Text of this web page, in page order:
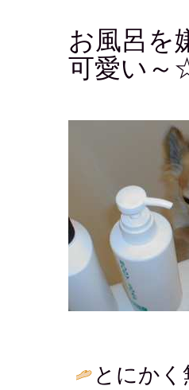
お風呂を
可愛い～
とにか